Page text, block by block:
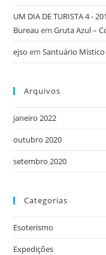
UM DIA DE TURISTA 4 -
Bureau emGruta Azul –
ejso emSantuário
Arquivos
janeiro 2022
outubro 2020
setembro 2020
Categorias
Esoterismo
Expedições